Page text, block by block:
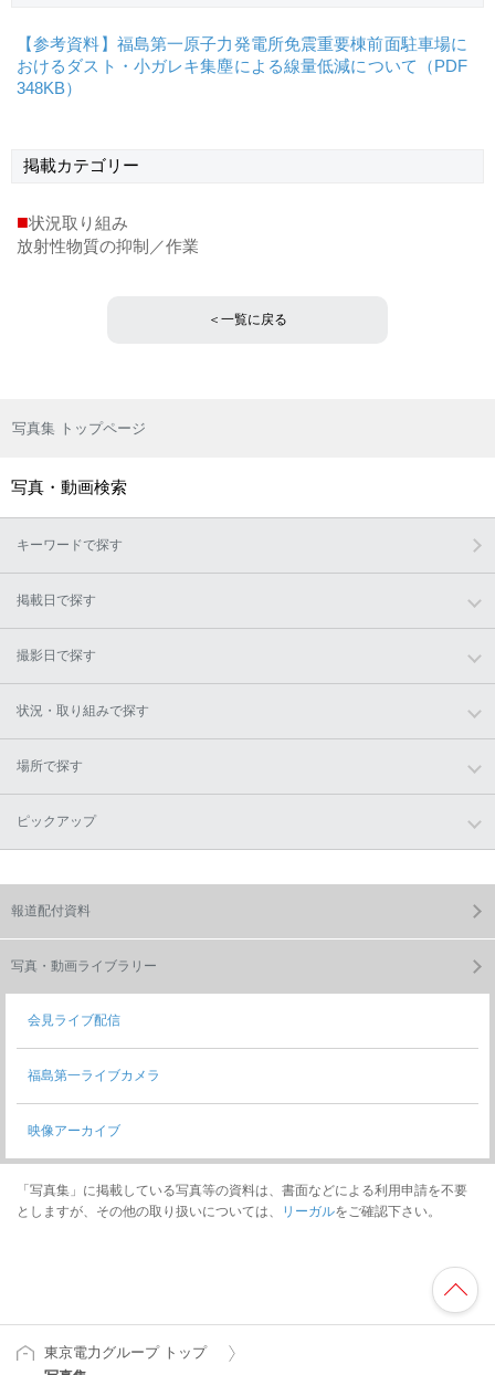
【参考資料】福島第一原子力発電所免震重要棟前面駐車場に
おけるダスト・小ガレキ集塵による線量低減について（PDF
348KB）
掲載カテゴリー
■状況取り組み
放射性物質の抑制／作業
＜一覧に戻る
写真集 トップページ
写真・動画検索
キーワードで探す
掲載日で探す
撮影日で探す
状況・取り組みで探す
場所で探す
ピックアップ
報道配付資料
写真・動画ライブラリー
会見ライブ配信
福島第一ライブカメラ
映像アーカイブ
「写真集」に掲載している写真等の資料は、書面などによる利用申請を不要
としますが、その他の取り扱いについては、
リーガルをご確認下さい。
東京電力グループ トップ